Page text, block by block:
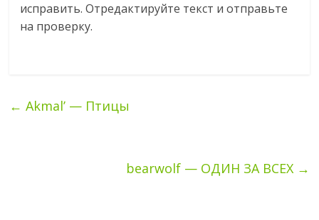
исправить. Отредактируйте текст и отправьте
на проверку.
← Akmal’ — Птицы
bearwolf — ОДИН ЗА ВСЕХ →